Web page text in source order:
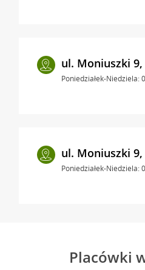
ul. Moniuszki
Poniedziałek-Niedziela:
ul. Moniuszki
Poniedziałek-Niedziela:
Placówki